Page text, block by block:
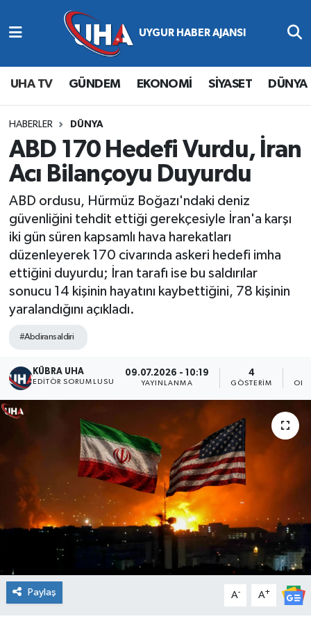
UHA TV GÜNDEM EKONOMİ SİYASET DÜNYA
HABERLER DÜNYA
ABD 170 Hedefi Vurdu, İran
Acı Bilançoyu Duyurdu
ABD ordusu, Hürmüz Boğazı'ndaki deniz
güvenliğini tehdit ettiği gerekçesiyle İran'a karşı
iki gün süren kapsamlı hava harekatları
düzenleyerek 170 civarında askeri hedefi imha
ettiğini duyurdu; İran tarafı ise bu saldırılar
sonucu 14 kişinin hayatını kaybettiğini, 78 kişinin
yaralandığını açıkladı.
#Abdiransaldiri
KÜBRA UHA
EDİTÖR SORUMLUSU
09.07.2026 - 10:19
YAYINLANMA
4
GÖSTERIM
Paylaş A- A+
Abone Ol
Gündem
Ekonomi
Magazin
Siyaset
Spor
Yaşam
Nöbetçi Eczaneler
Hava Durumu
Namaz Vakitleri
Trafik Durumu
Süper Lig Puan Durumu ve Fikstür
Tüm Manşetler
Son Dakika Haberleri
Haber Arşivi